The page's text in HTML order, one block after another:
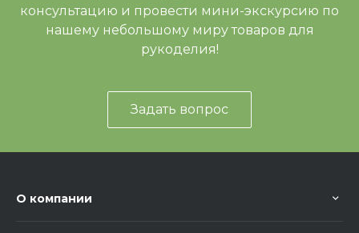
консультацию и провести мини-экскурсию по
нашему небольшому миру товаров для
рукоделия!
Задать вопрос
О компании